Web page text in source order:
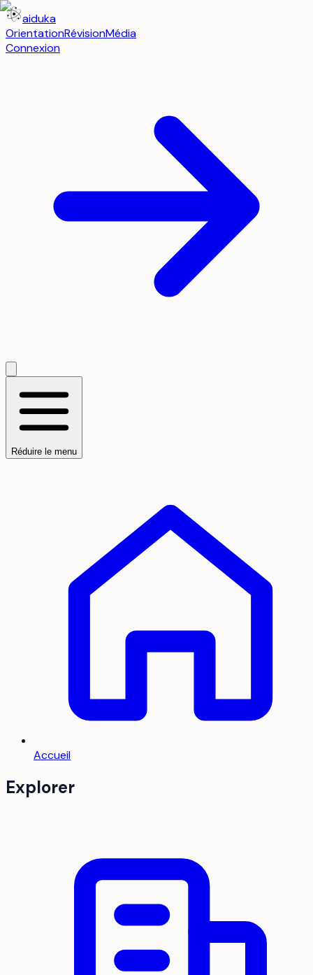
aiduka
OrientationRévisionMédia
Connexion
Réduire le menu
Accueil
Explorer